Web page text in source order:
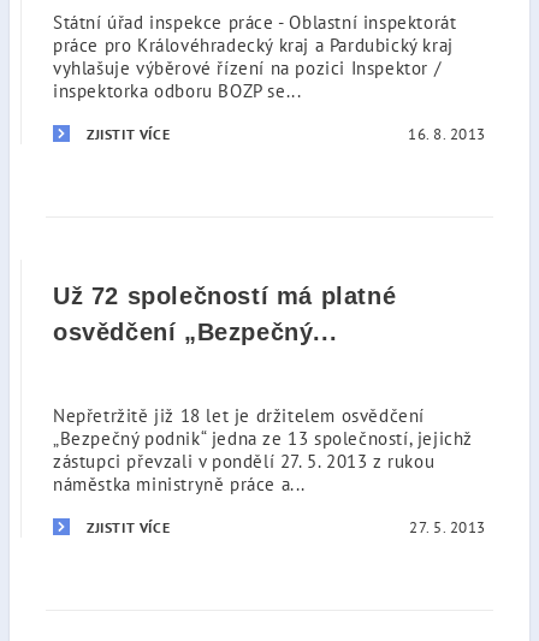
Státní úřad inspekce práce - Oblastní inspektorát
práce pro Královéhradecký kraj a Pardubický kraj
vyhlašuje výběrové řízení na pozici Inspektor /
inspektorka odboru BOZP se...
ZJISTIT VÍCE 16. 8. 2013
Už 72 společností má platné
osvědčení „Bezpečný...
Nepřetržitě již 18 let je držitelem osvědčení
„Bezpečný podnik“ jedna ze 13 společností, jejichž
zástupci převzali v pondělí 27. 5. 2013 z rukou
náměstka ministryně práce a...
ZJISTIT VÍCE 27. 5. 2013